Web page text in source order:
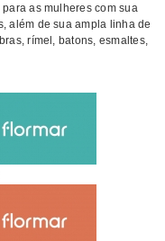
as mulheres com sua
além de sua ampla linha de
rímel, batons, esmaltes,